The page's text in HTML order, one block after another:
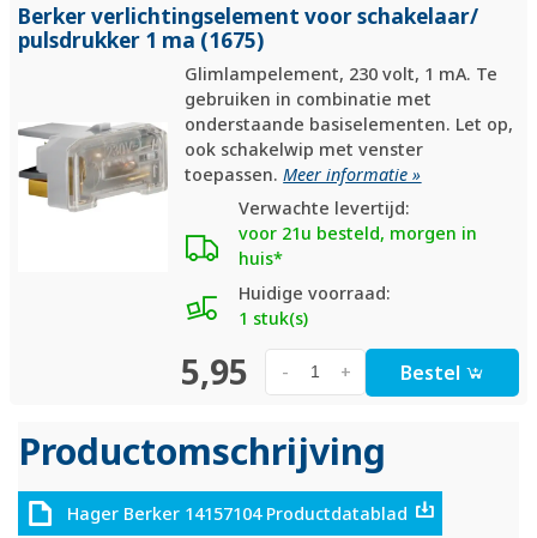
Berker verlichtingselement voor schakelaar/
pulsdrukker 1 ma (1675)
Glimlampelement, 230 volt, 1 mA. Te
gebruiken in combinatie met
onderstaande basiselementen. Let op,
ook schakelwip met venster
toepassen.Meer informatie »
Verwachte levertijd:
voor 21u besteld, morgen in
huis*
Huidige voorraad:
1 stuk(s)
5,95 +
- Bestel
Productomschrijving
Hager Berker 14157104 Productdatablad